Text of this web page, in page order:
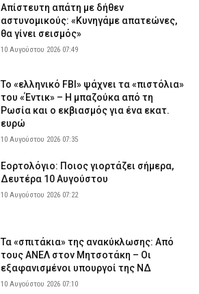
Απίστευτη απάτη με δήθεν
αστυνομικούς: «Κυνηγάμε απατεώνες,
θα γίνει σεισμός»
10 Αυγούστου 2026 07:49
Το «ελληνικό FBI» ψάχνει τα «πιστόλια»
του «Έντικ» – Η μπαζούκα από τη
Ρωσία και ο εκβιασμός για ένα εκατ.
ευρώ
10 Αυγούστου 2026 07:35
Εορτολόγιο: Ποιος γιορτάζει σήμερα,
Δευτέρα 10 Αυγούστου
10 Αυγούστου 2026 07:22
Τα «σπιτάκια» της ανακύκλωσης: Από
τους ΑΝΕΛ στον Μητσοτάκη – Οι
εξαφανισμένοι υπουργοί της ΝΔ
10 Αυγούστου 2026 07:10